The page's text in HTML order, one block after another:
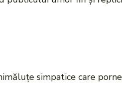
simpatice care